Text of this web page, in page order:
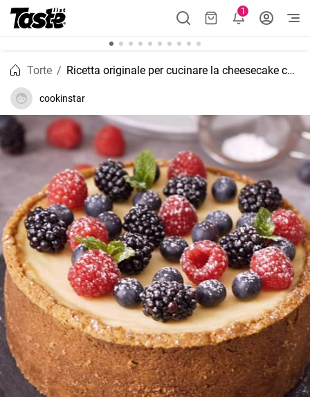
1
Torte Ricetta originale per cucinare la cheesecake cotta
cookinstar